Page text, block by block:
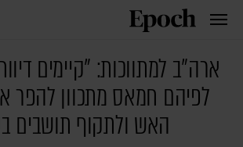
ארה"ב למתווכות: "קיימים
לפיהם חמאס מתכוון
האש ולתקוף תושבים